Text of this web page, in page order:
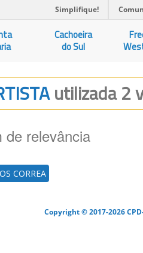
Simplifique!
Cachoeira
do Sul
utilizada 2
de relevância
CORREA
Copyright © 2017-2026